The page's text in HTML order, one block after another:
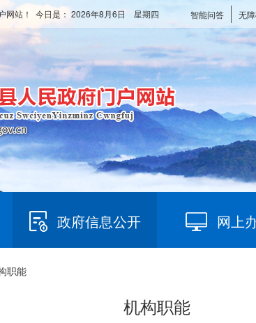
智能问答 无
网站！ 今日是： 2026年8月6日 星期四
政府信息公开 网上
职能
机构职能